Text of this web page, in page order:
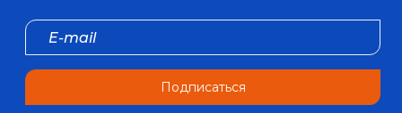
Подписаться